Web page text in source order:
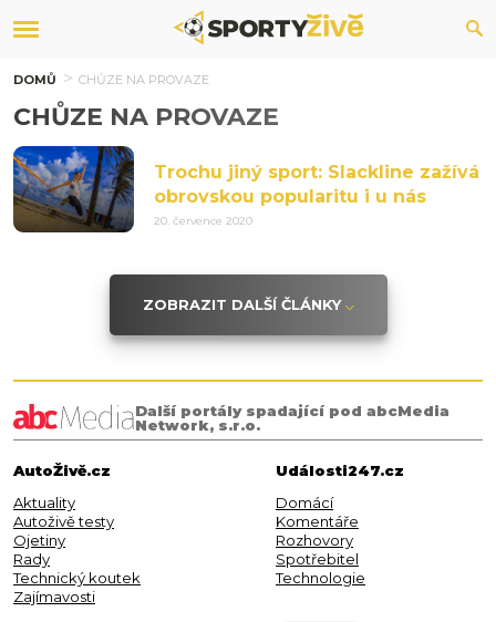
DOMŮ CHŮZE NA PROVAZE
CHŮZE NA PROVAZE
Trochu jiný sport: Slackline zažívá
obrovskou popularitu i u nás
20. července 2020
ZOBRAZIT DALŠÍ ČLÁNKY
Další portály spadající pod abcMedia
Network, s.r.o.
AutoŽivě.cz
Aktuality
Autoživě testy
Ojetiny
Rady
Technický koutek
Zajímavosti
Události247.cz
Domácí
Komentáře
Rozhovory
Spotřebitel
Technologie